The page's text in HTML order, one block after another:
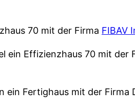
70 mit der Firma FIBAV
Effizienzhaus 70 mit der
ein Fertighaus mit der